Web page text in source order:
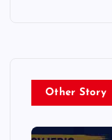
Other Story